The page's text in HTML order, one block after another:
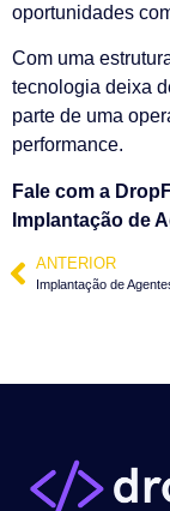
oportunidades
Com uma
tecnologia deixa
parte de uma
performance.
Fale com a
Implantação de
ANTERIOR